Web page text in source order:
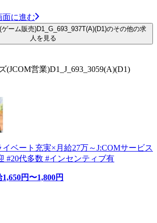
面に進む
ーム販売)D1_G_693_937T(A)(D1)のその他の求
人を見る
(JCOM営業)D1_J_693_3059(A)(D1)
ベート充実×月給27万～J:COMサービス
#20代多数 #インセンティブ有
1,650円〜1,800円